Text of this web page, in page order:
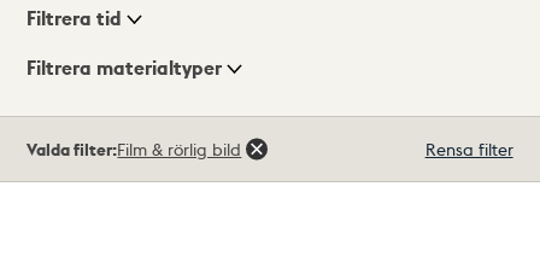
Visningsläge
Filtrera tid
Filtrera materialtyper
träffar
Valda filter:Film & rörlig bild Rensa filter